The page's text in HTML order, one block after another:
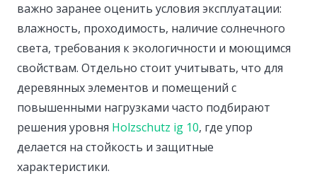
важно заранее оценить условия эксплуатации:
влажность, проходимость, наличие солнечного
света, требования к экологичности и моющимся
свойствам. Отдельно стоит учитывать, что для
деревянных элементов и помещений с
повышенными нагрузками часто подбирают
решения уровня Holzschutz ig 10, где упор
делается на стойкость и защитные
характеристики.